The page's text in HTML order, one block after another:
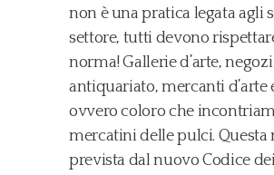
non è una pratica legata agli
settore, tutti devono
norma! Gallerie d’arte,
antiquariato, mercanti d’arte
ovvero coloro che
mercatini delle pulci. Questa
prevista dal nuovo Codice